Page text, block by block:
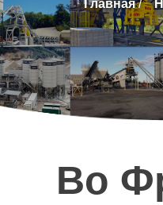
компании
Продукция
Новости
Наши
Главная/
Во